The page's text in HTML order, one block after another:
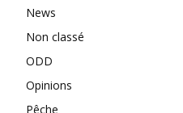
News
Non classé
ODD
Opinions
Pêche